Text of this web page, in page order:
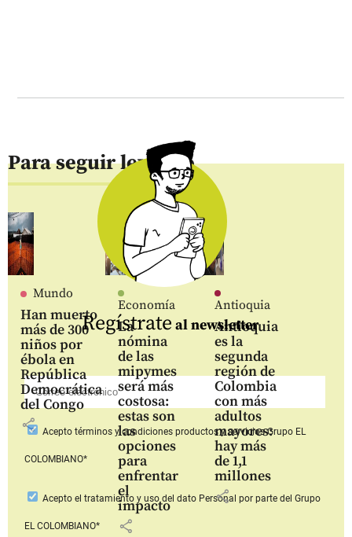
Para seguir leyendo
Mundo
Han muerto
más de 300
niños por
ébola en
República
Democrática
del Congo
share
Economía
La
nómina
de las
mipymes
será más
costosa:
estas son
las
opciones
para
enfrentar
el
impacto
share
Antioquia
Antioquia
es la
segunda
región de
Colombia
con más
adultos
mayores:
hay más
de 1,1
millones
share
Regístrate al newsletter
Aceptotérminos y condiciones productos y serviciosGrupo EL
COLOMBIANO*
Acepto el tratamiento y uso del dato Personal por parte del Grupo
EL COLOMBIANO*